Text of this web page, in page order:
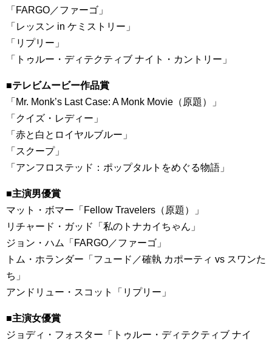
「FARGO／ファーゴ」
「レッスン in ケミストリー」
「リプリー」
「トゥルー・ディテクティブ ナイト・カントリー」
■テレビムービー作品賞
「Mr. Monk’s Last Case: A Monk Movie（原題）」
「クイズ・レディー」
「赤と白とロイヤルブルー」
「スクープ」
「アンフロステッド：ポップタルトをめぐる物語」
■主演男優賞
マット・ボマー「Fellow Travelers（原題）」
リチャード・ガッド「私のトナカイちゃん」
ジョン・ハム「FARGO／ファーゴ」
トム・ホランダー「フュード／確執 カポーティ vs スワンた
ち」
アンドリュー・スコット「リプリー」
■主演女優賞
ジョディ・フォスター「トゥルー・ディテクティブ ナイ